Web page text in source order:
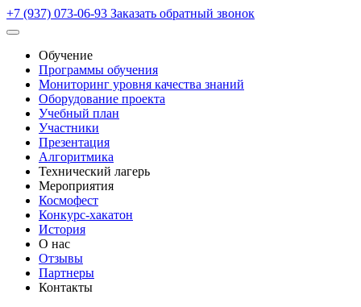
+7 (937) 073-06-93 Заказать обратный звонок
Обучение
Программы обучения
Мониторинг уровня качества знаний
Оборудование проекта
Учебный план
Участники
Презентация
Алгоритмика
Технический лагерь
Мероприятия
Космофест
Конкурс-хакатон
История
О нас
Отзывы
Партнеры
Контакты